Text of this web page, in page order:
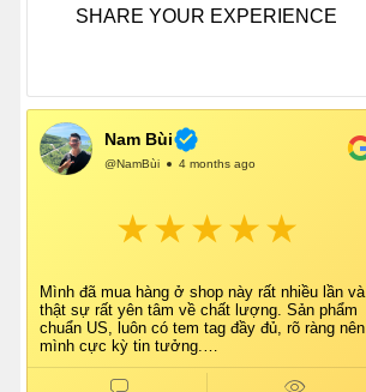
SHARE YOUR EXPERIENCE
Nam Bùi
@NamBùi 4 months ago
Mình đã mua hàng ở shop này rất nhiều lần và
thật sự rất yên tâm về chất lượng. Sản phẩm
chuẩn US, luôn có tem tag đầy đủ, rõ ràng nên
mình cực kỳ tin tưởng.
Shop tư vấn nhiệt tình, giao hàng nhanh, đóng
gói cẩn thận. Mỗi lần mua đều cảm thấy hài